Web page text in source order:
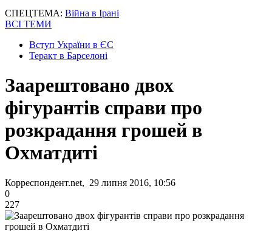
СПЕЦТЕМА: Війна в Ірані
ВСІ ТЕМИ
Вступ України в ЄС
Теракт в Барселоні
Заарештовано двох
фігурантів справи про
розкрадання грошей в
Охматдиті
Корреспондент.net, 29 липня 2016, 10:56
0
227